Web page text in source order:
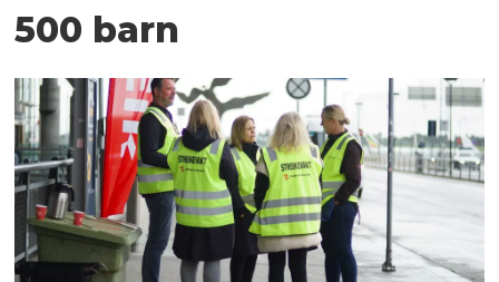
500 barn